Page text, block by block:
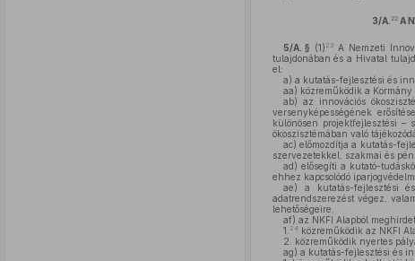
3/A. 22A
5/A. § (1) 23A Nemzeti
tulajdonában és a Hivatal
el:
a) a kutatás-fejlesztési és
aa) közreműködik a
ab) az innovációs
versenyképességének
különösen projektfejlesztési –
ökoszisztémában való
ac) előmozdítja a kutatás-
szervezetekkel, szakmai és
ad) elősegíti a kutató-
ehhez kapcsolódó
ae) a kutatás-fejlesztési
adatrendszerezést végez,
lehetőségeire,
af) az NKFI Alapból
1. 24közreműködik az NKFI
2. közreműködik nyertes
ag) a kutatás-fejlesztési és